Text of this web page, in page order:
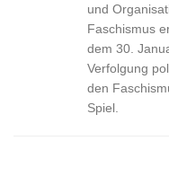
und
Faschismus
dem 30.
Verfolgung
den
Spiel.